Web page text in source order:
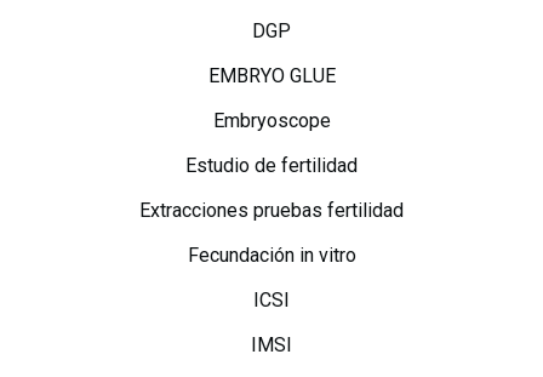
DGP
EMBRYO GLUE
Embryoscope
Estudio de fertilidad
Extracciones pruebas fertilidad
Fecundación in vitro
ICSI
IMSI